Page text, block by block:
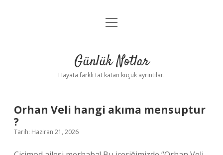
Anasayfa
Yasal Uyarı
menüyü
Günlük Notlar
Hayata farklı tat katan küçük ayrıntılar.
Orhan Veli hangi akıma mensuptur
?
Tarih: Haziran 21, 2026